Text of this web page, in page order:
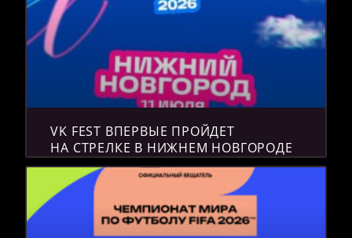
VK FEST ВПЕРВЫЕ ПРОЙДЕТ
НА СТРЕЛКЕ В НИЖНЕМ НОВГОРОДЕ